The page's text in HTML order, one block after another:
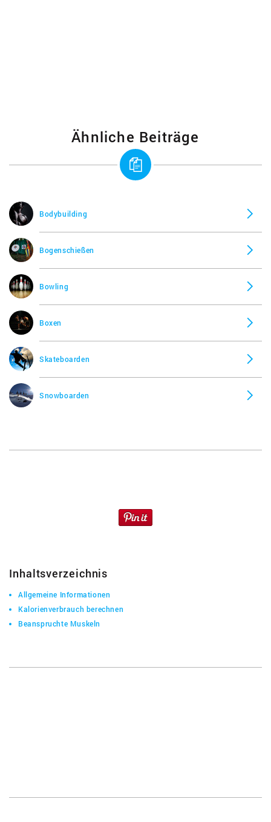
Ähnliche Beiträge
Bodybuilding
Bogenschießen
Bowling
Boxen
Skateboarden
Snowboarden
Inhaltsverzeichnis
Allgemeine Informationen
Kalorienverbrauch berechnen
Beanspruchte Muskeln